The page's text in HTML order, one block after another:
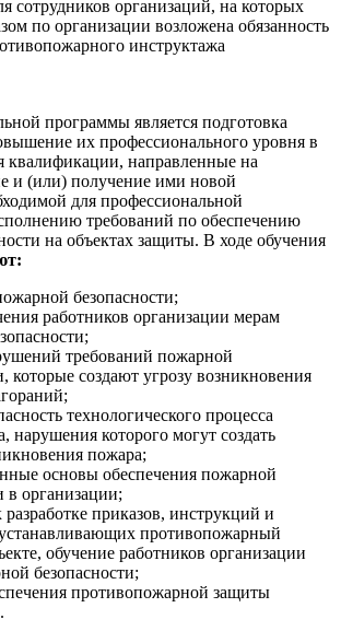
сотрудников организаций, на которых
по организации возложена обязанность
инструктажа
программы является подготовка
их профессионального уровня в
направленные на
и (или) получение ими новой
для профессиональной
требований по обеспечению
на объектах защиты. В ходе обучения
безопасности;
работников организации мерам
требований пожарной
которые создают угрозу возникновения
технологического процесса
нарушения которого могут создать
пожара;
основы обеспечения пожарной
в организации;
разработке приказов, инструкций и
противопожарный
обучение работников организации
безопасности;
противопожарной защиты